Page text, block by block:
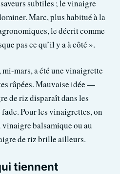
subtiles ; le vinaigre
Marc, plus habitué à la
le décrit comme
pas ce qu’il y a à côté ».
mars, a été une vinaigrette
râpées. Mauvaise idée —
de riz disparaît dans les
Pour les vinaigrettes, on
balsamique ou au
de riz brille ailleurs.
tiennent